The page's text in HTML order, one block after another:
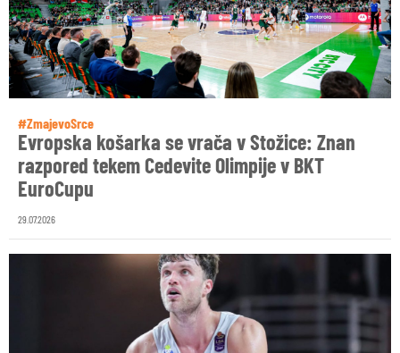
#ZmajevoSrce
Evropska košarka se vrača v Stožice: Znan
razpored tekem Cedevite Olimpije v BKT
EuroCupu
29.07.2026